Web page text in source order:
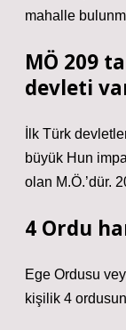
mahalle
MÖ 209
devleti
İlk Türk
büyük Hun
olan M.Ö.’dür.
4 Ordu
Ege Ordusu
kişilik 4